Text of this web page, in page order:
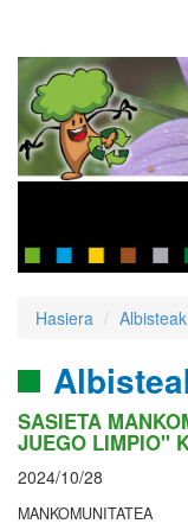
Hasiera Albisteak
SASIETA
JUEGO LIMPIO"
2024/10/28
MANKOMUNITATEA